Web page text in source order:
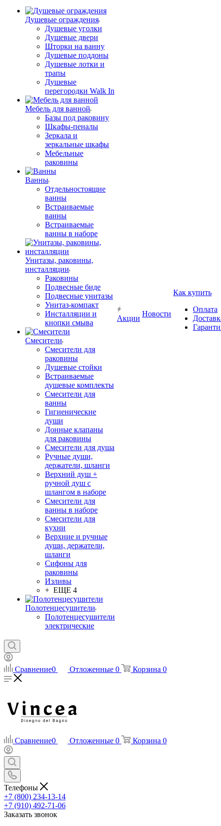
Душевые ограждения
Душевые уголки
Душевые двери
Шторки на ванну
Душевые поддоны
Душевые лотки и
трапы
Душевые
перегородки Walk In
Мебель для ванной
Базы под раковину
Шкафы-пеналы
Зеркала и
зеркальные шкафы
Мебельные
раковины
Ванны
Отдельностоящие
ванны
Встраиваемые
ванны
Встраиваемые
ванны в наборе
Унитазы, раковины,
инсталляции
Раковины
Подвесные биде
Подвесные унитазы
Унитаз-компакт
Инсталляции и
кнопки смыва
Смесители
Смесители для
раковины
Душевые стойки
Встраиваемые
душевые комплекты
Смесители для
ванны
Гигиенические
души
Донные клапаны
для раковины
Смесители для душа
Ручные души,
держатели, шланги
Верхний душ +
ручной душ с
шлангом в наборе
Смесители для
ванны в наборе
Смесители для
кухни
Верхние и ручные
души, держатели,
шланги
Сифоны для
раковины
Изливы
+ ЕЩЕ 4
Полотенцесушители
Полотенцесушители
электрические
Акции
Новости
Как купить
Оплата
Сравнение0 Отложенные 0 Корзина 0
Сравнение0 Отложенные 0 Корзина 0
Телефоны
+7 (800) 234-13-14
+7 (910) 492-71-06
Заказать звонок